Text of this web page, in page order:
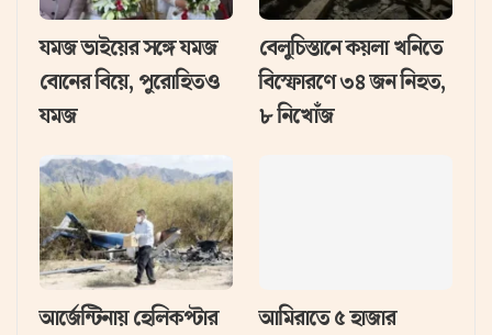
যমজ ভাইয়ের সঙ্গে যমজ
বোনের বিয়ে, পুরোহিতও
যমজ
বেলুচিস্তানে কয়লা খনিতে
বিস্ফোরণে ৩৪ জন নিহত,
৮ নিখোঁজ
আর্জেন্টিনায় হেলিকপ্টার
আমিরাতে ৫ হাজার